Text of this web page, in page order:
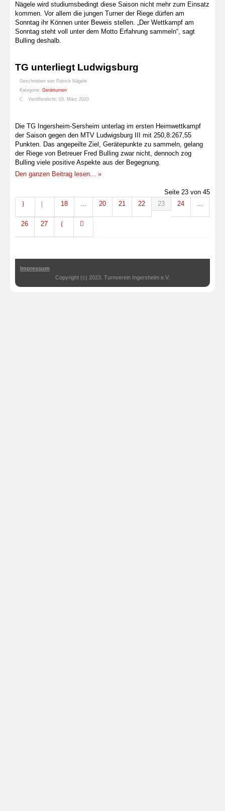
Nägele wird studiumsbedingt diese Saison nicht mehr zum Einsatz
kommen. Vor allem die jungen Turner der Riege dürfen am
Sonntag ihr Können unter Beweis stellen. „Der Wettkampf am
Sonntag steht voll unter dem Motto Erfahrung sammeln“, sagt
Bulling deshalb.
TG unterliegt Ludwigsburg
Geschrieben von Patrick Nägele
Kategorie: Gerätturnen
Veröffentlicht: 03. März 2020
Die TG Ingersheim-Sersheim unterlag im ersten Heimwettkampf
der Saison gegen den MTV Ludwigsburg III mit 250,8:267,55
Punkten. Das angepeilte Ziel, Gerätepunkte zu sammeln, gelang
der Riege von Betreuer Fred Bulling zwar nicht, dennoch zog
Bulling viele positive Aspekte aus der Begegnung.
Den ganzen Beitrag lesen... »
Seite 23 von 45
18
20 21 22 23 24
26 27
Impressum
Copyright (c) 2023. Turnverein Ingersheim e.V.